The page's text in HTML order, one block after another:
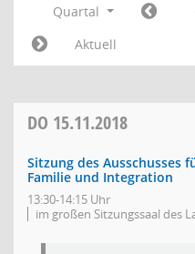
Quartal
Aktuell
DO 15.11.2018
Sitzung des Ausschusses
Familie und Integration
13:30-14:15 Uhr
im großen Sitzungssaal des